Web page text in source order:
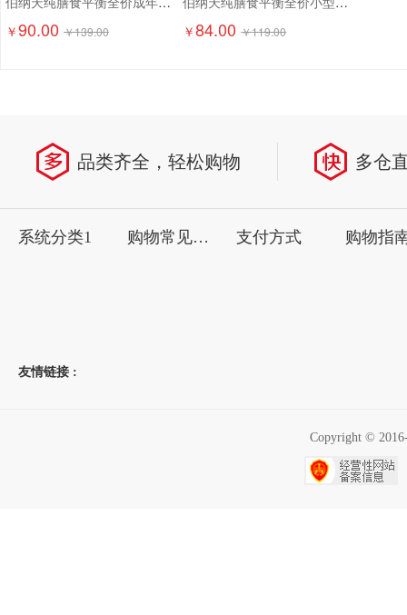
￥90.00 ￥139.00
￥84.00 ￥119.00
品类齐全，轻松购物 多仓
系统分类1 购物常见问题 支付方式 购物指
友情链接 :
Copyright ©